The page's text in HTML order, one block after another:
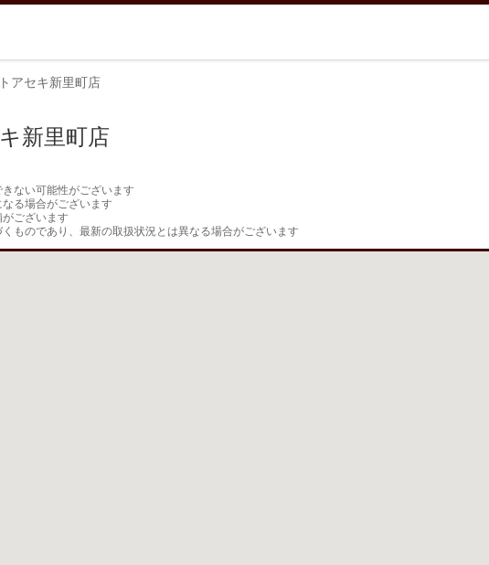
アセキ新里町店
新里町店
ない可能性がございます
る場合がございます
ございます
ものであり、最新の取扱状況とは異なる場合がございます